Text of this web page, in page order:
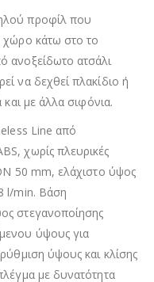
προφίλ που
χώρο κάτω στο το
ανοξείδωτο ατσάλι
να δεχθεί πλακίδιο ή
με άλλα σιφόνια.
Line από
χωρίς πλευρικές
50 mm, ελάχιστο ύψος
l/min. Βάση
στεγανοποίησης
ύψους για
ύψους και κλίσης
με δυνατότητα